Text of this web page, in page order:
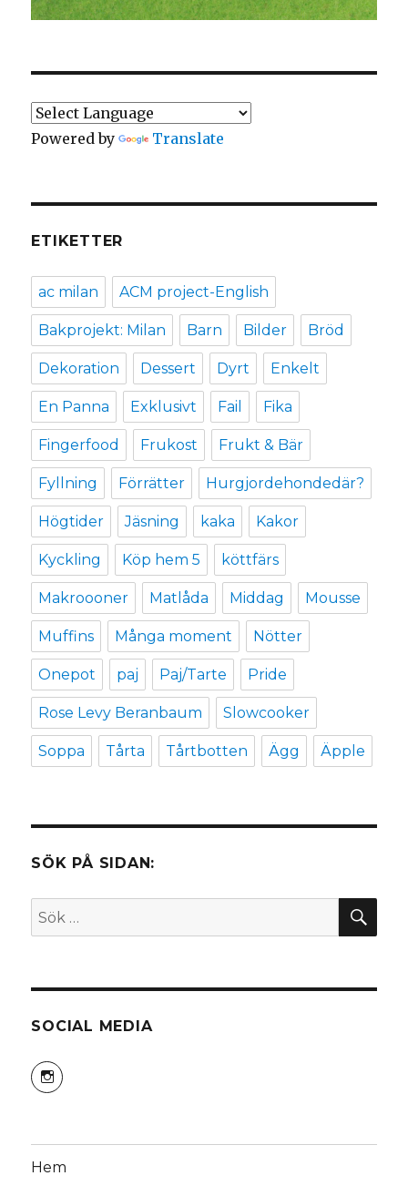
Powered by Translate
ETIKETTER
ac milan ACM project-English
Bakprojekt: Milan Barn Bilder Bröd
Dekoration Dessert Dyrt Enkelt
En Panna Exklusivt Fail Fika
Fingerfood Frukost Frukt & Bär
Fyllning Förrätter Hurgjordehondedär?
Högtider Jäsning kaka Kakor
Kyckling Köp hem 5 köttfärs
Makroooner Matlåda Middag Mousse
Muffins Många moment Nötter
Onepot paj Paj/Tarte Pride
Rose Levy Beranbaum Slowcooker
Soppa Tårta Tårtbotten Ägg Äpple
SÖK PÅ SIDAN:
Sök
efter:
SOCIAL MEDIA
Visa
himeko81s
Hem